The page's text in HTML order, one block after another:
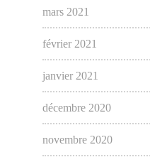
mars 2021
février 2021
janvier 2021
décembre 2020
novembre 2020